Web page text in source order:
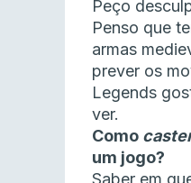
Peço
Penso que
armas
prever os
Legends
ver.
Como
um jogo?
Saber em